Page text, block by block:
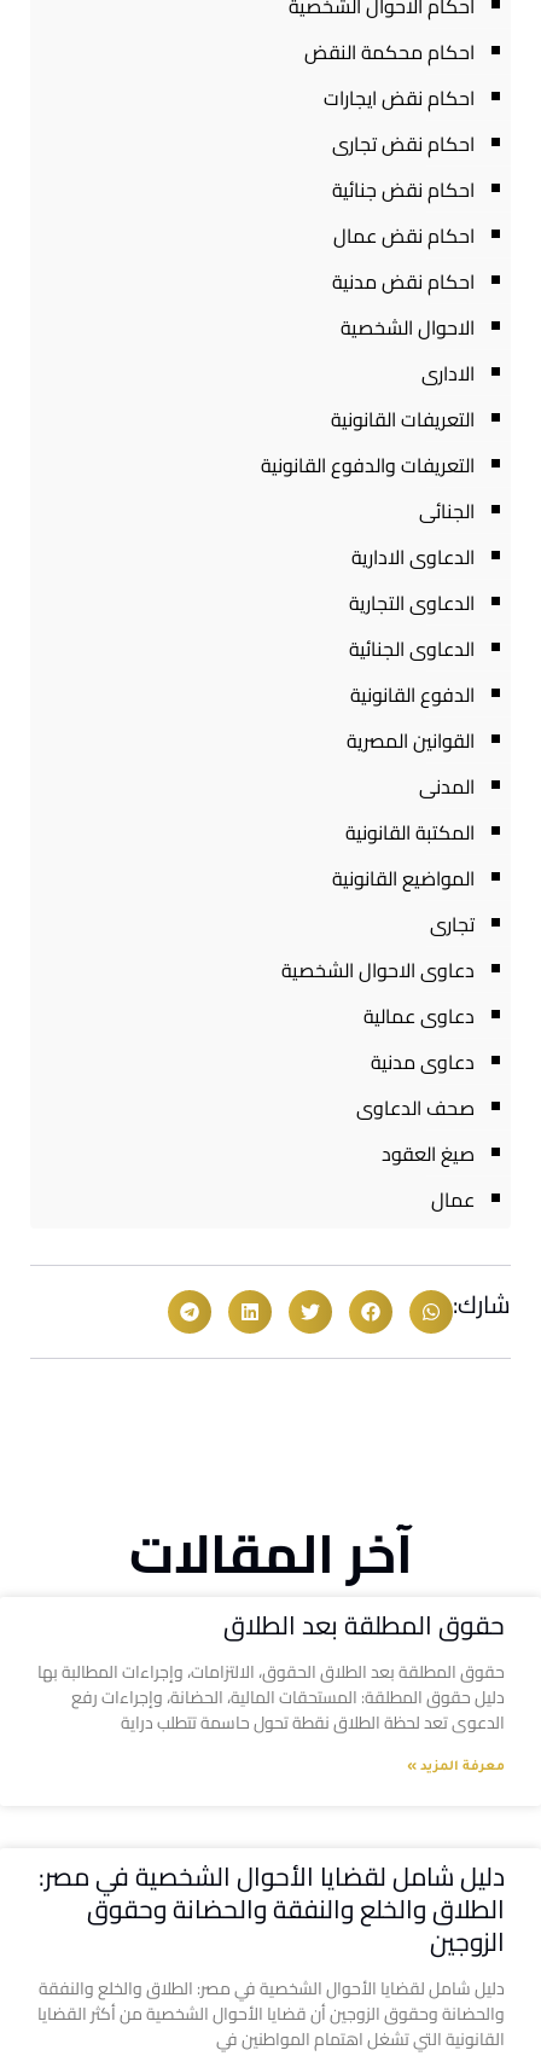
احكام محكمة النقض
احكام نقض ايجارات
احكام نقض تجارى
احكام نقض جنائية
احكام نقض عمال
احكام نقض مدنية
الاحوال الشخصية
الادارى
التعريفات القانونية
التعريفات والدفوع القانونية
الجنائى
الدعاوى الادارية
الدعاوى التجارية
الدعاوى الجنائية
الدفوع القانونية
القوانين المصرية
المدنى
المكتبة القانونية
المواضيع القانونية
تجارى
دعاوى الاحوال الشخصية
دعاوى عمالية
دعاوى مدنية
صحف الدعاوى
صيغ العقود
عمال
شارك:
آخر المقالات
حقوق المطلقة بعد الطلاق
حقوق المطلقة بعد الطلاق الحقوق، الالتزامات، وإجراءات المطالبة بها
دليل حقوق المطلقة: المستحقات المالية، الحضانة، وإجراءات رفع
الدعوى تعد لحظة الطلاق نقطة تحول حاسمة تتطلب دراية
معرفة المزيد »
دليل شامل لقضايا الأحوال الشخصية في مصر:
الطلاق والخلع والنفقة والحضانة وحقوق
الزوجين
دليل شامل لقضايا الأحوال الشخصية في مصر: الطلاق والخلع والنفقة
والحضانة وحقوق الزوجين أن قضايا الأحوال الشخصية من أكثر القضايا
القانونية التي تشغل اهتمام المواطنين في